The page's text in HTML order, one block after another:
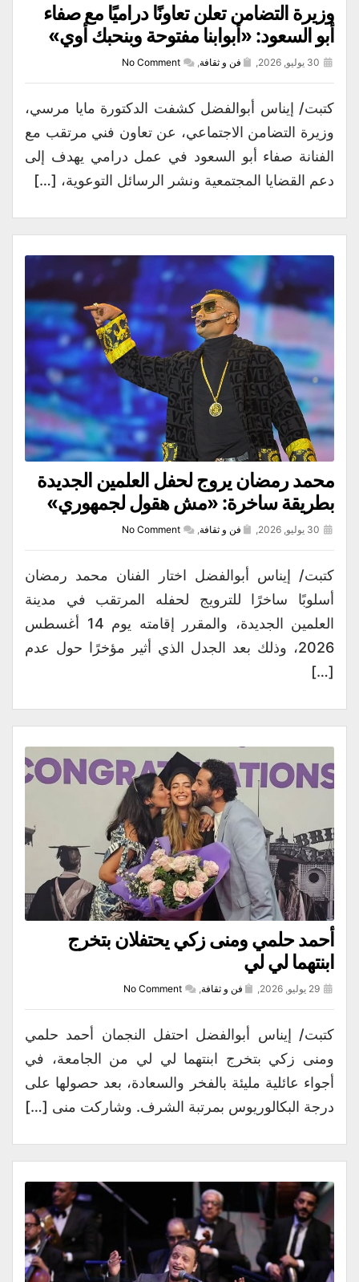
وزيرة التضامن تعلن تعاونًا دراميًا مع صفاء
أبو السعود: «أبوابنا مفتوحة وبنحبك أوي»
فن و ثقافة No Comment
كتبت/ إيناس أبوالفضل كشفت الدكتورة مايا مرسي،
وزيرة التضامن الاجتماعي، عن تعاون فني مرتقب مع
الفنانة صفاء أبو السعود في عمل درامي يهدف إلى
دعم القضايا المجتمعية ونشر الرسائل التوعوية، […]
محمد رمضان يروج لحفل العلمين الجديدة
بطريقة ساخرة: «مش هقول لجمهوري»
فن و ثقافة,
No Comment
كتبت/ إيناس أبوالفضل اختار الفنان محمد رمضان
أسلوبًا ساخرًا للترويج لحفله المرتقب في مدينة
العلمين الجديدة، والمقرر إقامته يوم 14 أغسطس
2026، وذلك بعد الجدل الذي أثير مؤخرًا حول عدم
[…]
أحمد حلمي ومنى زكي يحتفلان بتخرج
ابنتهما لي لي
فن و ثقافة,
No Comment
كتبت/ إيناس أبوالفضل احتفل النجمان أحمد حلمي
ومنى زكي بتخرج ابنتهما لي لي من الجامعة، في
أجواء عائلية مليئة بالفخر والسعادة، بعد حصولها على
درجة البكالوريوس بمرتبة الشرف. وشاركت منى […]